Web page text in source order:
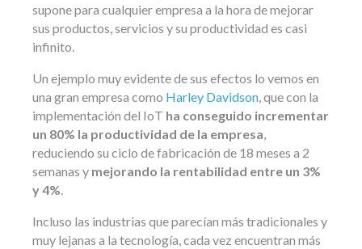
supone para cualquier empresa a la hora de mejorar
sus productos, servicios y su productividad es casi
infinito.
Un ejemplo muy evidente de sus efectos lo vemos en
una gran empresa como Harley Davidson, que con la
implementación del IoT ha conseguido incrementar
un 80% la productividad de la empresa,
reduciendo su ciclo de fabricación de 18 meses a 2
semanas y mejorando la rentabilidad entre un 3%
y 4%.
Incluso las industrias que parecían más tradicionales y
muy lejanas a la tecnología, cada vez encuentran más